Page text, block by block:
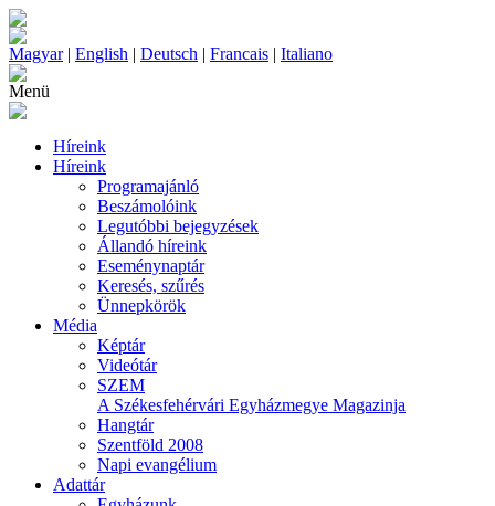
Magyar| English | Deutsch | Francais | Italiano
Menü
Híreink
Híreink
Programajánló
Beszámolóink
Legutóbbi bejegyzések
Állandó híreink
Eseménynaptár
Keresés, szűrés
Ünnepkörök
Média
Képtár
Videótár
SZEM
A Székesfehérvári Egyházmegye Magazinja
Hangtár
Szentföld 2008
Napi evangélium
Adattár